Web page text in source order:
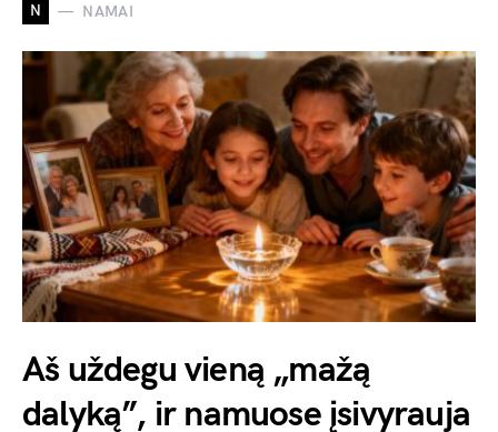
N NAMAI
Aš uždegu vieną „mažą
dalyką”, ir namuose įsivyrauja